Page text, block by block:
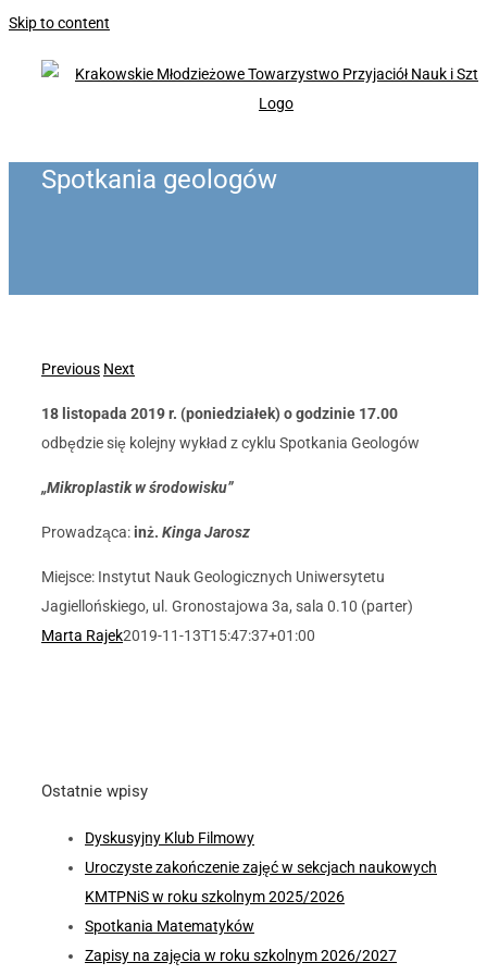
Skip to content
Spotkania geologów
Previous Next
18 listopada 2019 r. (poniedziałek) o godzinie 17.00
odbędzie się kolejny wykład z cyklu Spotkania Geologów
„Mikroplastik w środowisku”
Prowadząca: inż. Kinga Jarosz
Miejsce: Instytut Nauk Geologicznych Uniwersytetu
Jagiellońskiego, ul. Gronostajowa 3a, sala 0.10 (parter)
Marta Rajek2019-11-13T15:47:37+01:00
Ostatnie wpisy
Dyskusyjny Klub Filmowy
Uroczyste zakończenie zajęć w sekcjach naukowych
KMTPNiS w roku szkolnym 2025/2026
Spotkania Matematyków
Zapisy na zajęcia w roku szkolnym 2026/2027